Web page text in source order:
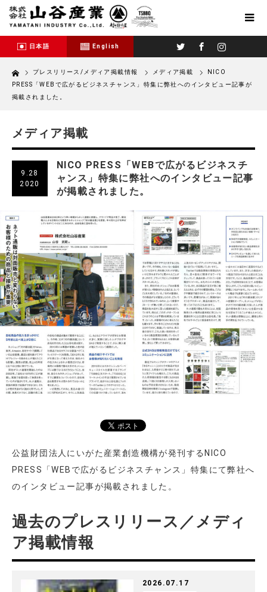
日本語 English
Home プレスリリース/メディア掲載情報 メディア掲載
NICO
PRESS「WEBで広がるビジネスチャンス」特集に弊社へのインタビュー記事が
掲載されました。
メディア掲載
9.28
2020
NICO PRESS「WEBで広がるビジネスチ
ャンス」特集に弊社へのインタビュー記事
が掲載されました。
公益財団法人にいがた産業創造機構が発刊するNICO
PRESS「WEBで広がるビジネスチャンス」特集にて弊社へ
のインタビュー記事が掲載されました。
過去のプレスリリース／メディ
ア掲載情報
2026.07.17